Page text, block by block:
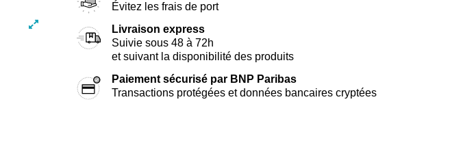
Évitez les frais de port
Livraison express
Suivie sous 48 à 72h
et suivant la disponibilité des produits
Paiement sécurisé par BNP Paribas
Transactions protégées et données bancaires cryptées